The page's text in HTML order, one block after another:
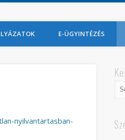
E-ÜGYINTÉZÉS
nyilvantartasban-